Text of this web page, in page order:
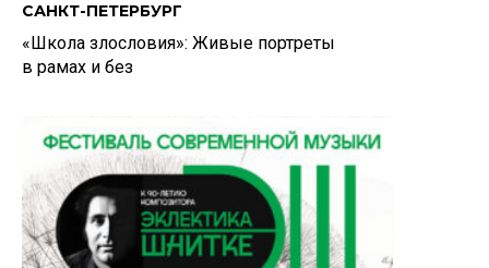
САНКТ-ПЕТЕРБУРГ
«Школа злословия»: Живые портреты
в рамах и без